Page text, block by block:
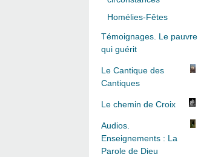
Homélies-Fêtes
Témoignages. Le pauvre
qui guérit
Le Cantique des
Cantiques
Le chemin de Croix
Audios.
Enseignements : La
Parole de Dieu